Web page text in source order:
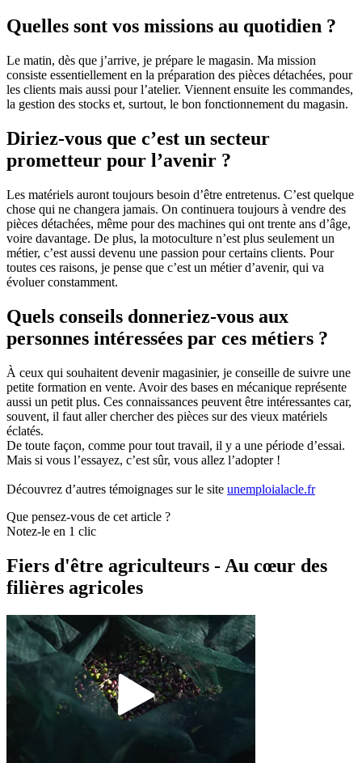
Quelles sont vos missions au quotidien ?
Le matin, dès que j’arrive, je prépare le magasin. Ma mission
consiste essentiellement en la préparation des pièces détachées, pour
les clients mais aussi pour l’atelier. Viennent ensuite les commandes,
la gestion des stocks et, surtout, le bon fonctionnement du magasin.
Diriez-vous que c’est un secteur
prometteur pour l’avenir ?
Les matériels auront toujours besoin d’être entretenus. C’est quelque
chose qui ne changera jamais. On continuera toujours à vendre des
pièces détachées, même pour des machines qui ont trente ans d’âge,
voire davantage. De plus, la motoculture n’est plus seulement un
métier, c’est aussi devenu une passion pour certains clients. Pour
toutes ces raisons, je pense que c’est un métier d’avenir, qui va
évoluer constamment.
Quels conseils donneriez-vous aux
personnes intéressées par ces métiers ?
À ceux qui souhaitent devenir magasinier, je conseille de suivre une
petite formation en vente. Avoir des bases en mécanique représente
aussi un petit plus. Ces connaissances peuvent être intéressantes car,
souvent, il faut aller chercher des pièces sur des vieux matériels
éclatés.
De toute façon, comme pour tout travail, il y a une période d’essai.
Mais si vous l’essayez, c’est sûr, vous allez l’adopter !
Découvrez d’autres témoignages sur le site unemploialacle.fr
Que pensez-vous de cet article ?
Notez-le en 1 clic
Fiers d'être agriculteurs - Au cœur des
filières agricoles